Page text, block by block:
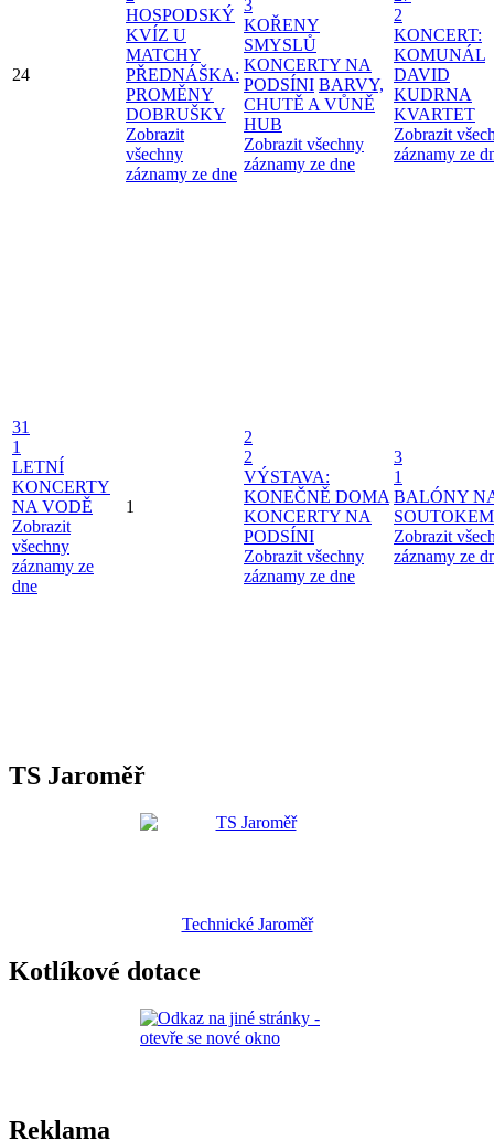
24
HOSPODSKÝ
KVÍZ U
MATCHY
PŘEDNÁŠKA:
PROMĚNY
DOBRUŠKY
Zobrazit
všechny
záznamy ze dne
3
KOŘENY
SMYSLŮ
KONCERTY NA
PODSÍNI BARVY,
CHUTĚ A VŮNĚ
HUB
Zobrazit všechny
záznamy ze dne
2
KONCERT:
KOMUNÁL
DAVID
KUDRNA
KVARTET
Zobrazit
záznamy ze
31
1
LETNÍ
KONCERTY
NA VODĚ
Zobrazit
všechny
záznamy ze
dne
1
2
2
VÝSTAVA:
KONEČNĚ DOMA
KONCERTY NA
PODSÍNI
Zobrazit všechny
záznamy ze dne
3
1
BALÓNY
SOUTOKEM
Zobrazit
záznamy ze
TS Jaroměř
Technické Jaroměř
Kotlíkové dotace
Reklama